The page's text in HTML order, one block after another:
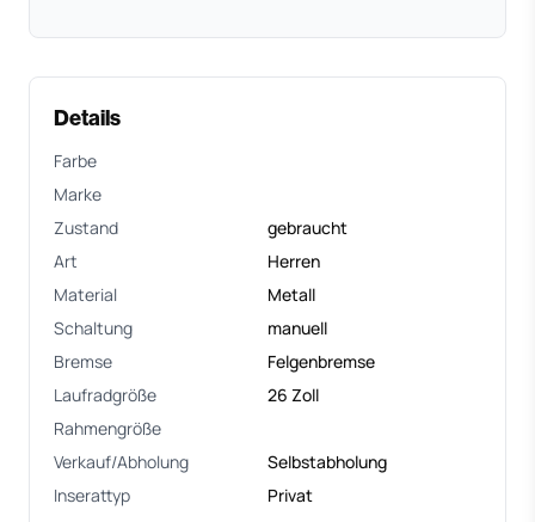
Details
Farbe
Marke
Zustand
gebraucht
Art
Herren
Material
Metall
Schaltung
manuell
Bremse
Felgenbremse
Laufradgröße
26 Zoll
Rahmengröße
Verkauf/Abholung
Selbstabholung
Inserattyp
Privat